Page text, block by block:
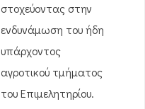
στοχεύοντας στην
ενδυνάμωση του ήδη
υπάρχοντος
αγροτικού τμήματος
του Επιμελητηρίου.